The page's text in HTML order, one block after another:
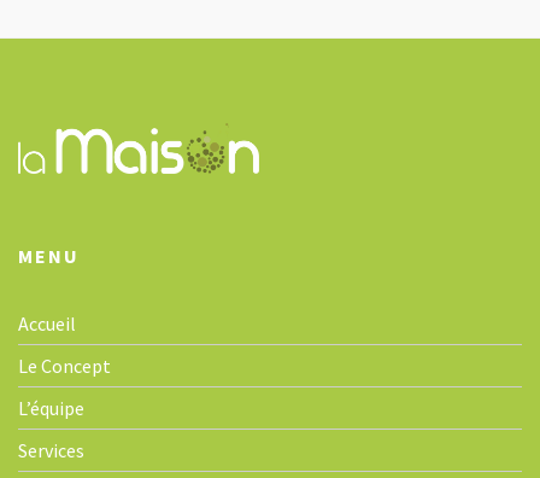
t
i
MENU
Accueil
Le Concept
L’équipe
Services